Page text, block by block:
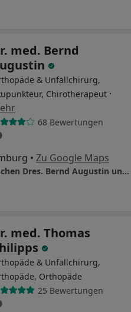
med. Bernd
& Unfallchirurg,
Chirotherapeut ·
68 Bewertungen
• Zu Google Maps
Orthopädie Othmarschen Dres. Bernd Augustin und Gabriele Michel
med. Thomas
& Unfallchirurg,
Orthopäde
25 Bewertungen